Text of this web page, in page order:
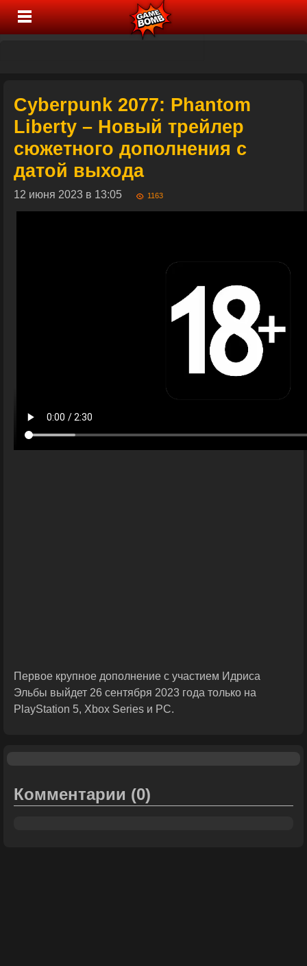
Cyberpunk 2077: Phantom
Liberty – Новый трейлер
сюжетного дополнения с
датой выхода
12 июня 2023 в 13:05 1163
Первое крупное дополнение с участием Идриса
Эльбы выйдет 26 сентября 2023 года только на
PlayStation 5, Xbox Series и PC.
Комментарии (0)